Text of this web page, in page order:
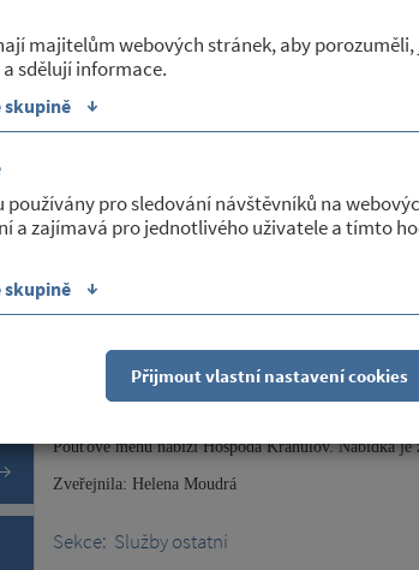
majitelům webových stránek, aby
sdělují informace.
skupině ↓
používány pro sledování návštěvníků na
a zajímavá pro jednotlivého uživatele a tímto
skupině ↓
Přijmout vlastní nastavení cookies
Kancelář Obecního úřadu Petrovice je uzavřena od
Neodkladné záležitosti lze řešit se zástupci obce
Sekce:Služby obce
30/07/2026
Pouťový víkend prožije obec Krahulov. V sobotu
Pouťové menu nabízí Hospoda Krahulov. Nabídka je
Zveřejnila: Helena Moudrá
Sekce: Služby ostatní